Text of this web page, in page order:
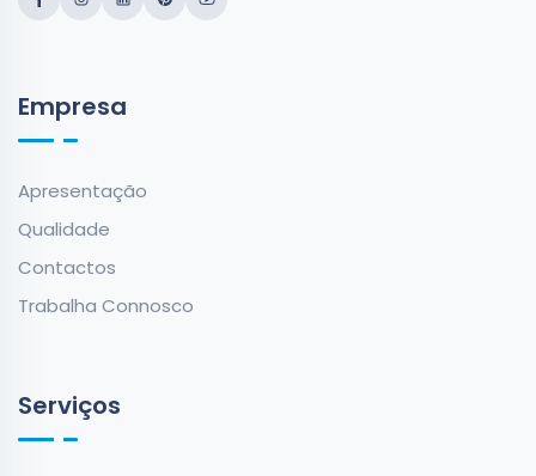
Empresa
Apresentação
Qualidade
Contactos
Trabalha Connosco
Serviços